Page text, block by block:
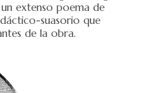
extenso poema de
suasorio que
de la obra.